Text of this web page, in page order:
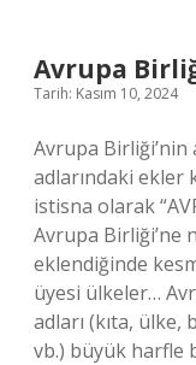
Avrupa
Tarih: Kasım 10, 2024
Avrupa Birliği’nin
adlarındaki ekler
istisna olarak
Avrupa Birliği’ne
eklendiğinde
üyesi ülkeler…
adları (kıta, ülke,
vb.) büyük harfle